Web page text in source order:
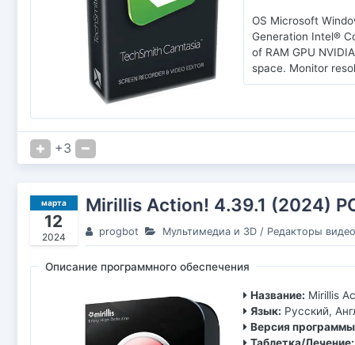
OS Microsoft
Generation Intel®
of RAM GPU
space. Monitor
+3
марта
12
2024
Mirillis Action! 4.39.1 (2024)
progbot Мультимедиа и 3D/ Редакторы видео
Описание программного обеспечения
Название: Mirillis
Язык: Русский,
Версия